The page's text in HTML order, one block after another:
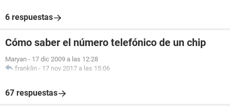
6 respuestas
Cómo saber el número telefónico de un chip
Maryan - 17 dic 2009 a las 12:28
franklin - 17 nov 2017 a las 15:06
67 respuestas